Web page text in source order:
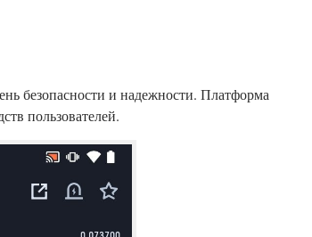
безопасности и надежности. Платформа
пользователей.